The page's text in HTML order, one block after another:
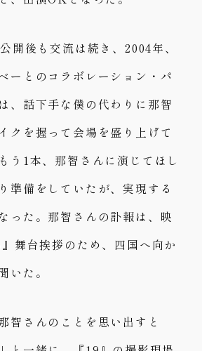
開後も交流は続き、2004年、
ーとのコラボレーション・パ
、話下手な僕の代わりに那智
クを握って会場を盛り上げて
う1本、那智さんに演じてほし
準備をしていたが、実現する
った。那智さんの訃報は、映
舞台挨拶のため、四国へ向か
いた。
智さんのことを思い出すと